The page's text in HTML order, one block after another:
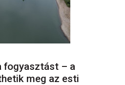
fogyasztást – a
meg az esti